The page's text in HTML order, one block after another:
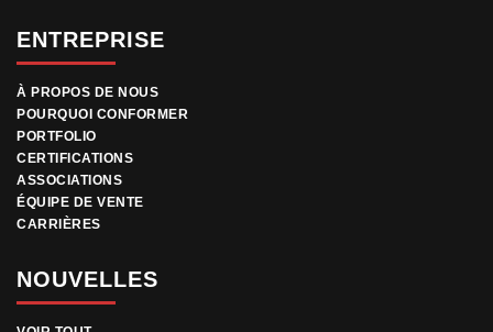
ENTREPRISE
À PROPOS DE NOUS
POURQUOI CONFORMER
PORTFOLIO
CERTIFICATIONS
ASSOCIATIONS
ÉQUIPE DE VENTE
CARRIÈRES
NOUVELLES